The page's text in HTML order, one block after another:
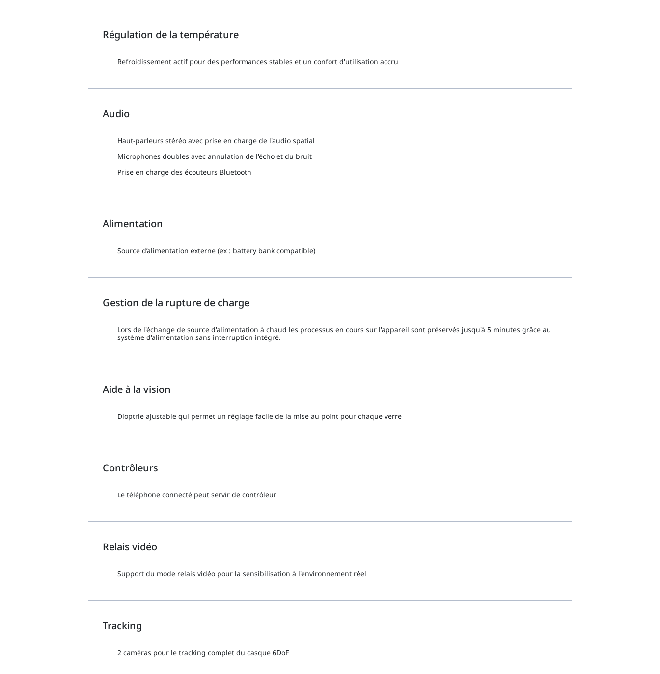
Régulation de la température
Refroidissement actif pour des performances stables et un confort d'utilisation accru
Audio
Haut-parleurs stéréo avec prise en charge de l'audio spatial
Microphones doubles avec annulation de l'écho et du bruit
Prise en charge des écouteurs Bluetooth
Alimentation
Source d’alimentation externe (ex : battery bank compatible)
Gestion de la rupture de charge
Lors de l'échange de source d'alimentation à chaud les processus en cours sur l'appareil sont préservés jusqu'à 5 minutes grâce au
système d'alimentation sans interruption intégré.
Aide à la vision
Dioptrie ajustable qui permet un réglage facile de la mise au point pour chaque verre
Contrôleurs
Le téléphone connecté peut servir de contrôleur
Relais vidéo
Support du mode relais vidéo pour la sensibilisation à l'environnement réel
Tracking
2 caméras pour le tracking complet du casque 6DoF